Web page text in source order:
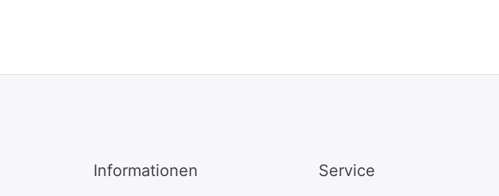
Informationen Service